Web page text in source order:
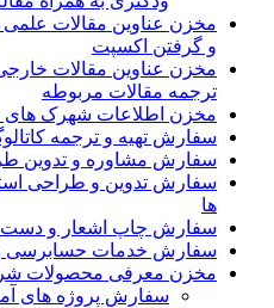
و گرفتن اکسپت
مخزن عناوین مقالات
ترجمه مقالات مربوطه
مخزن اطلاعات شهرک های
سفارش تهیه و ترجمه
سفارش مشاوره و تدوین
سفارش تدوین و طراحی
ها
سفارش چاپ اشعار و دست
سفارش خدمات حسابرسی
مخزن معرفی محصولات
سفارش پروژه های